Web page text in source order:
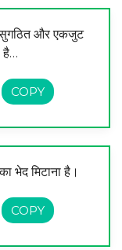
और एकजुट
है…
भेद मिटाना है।